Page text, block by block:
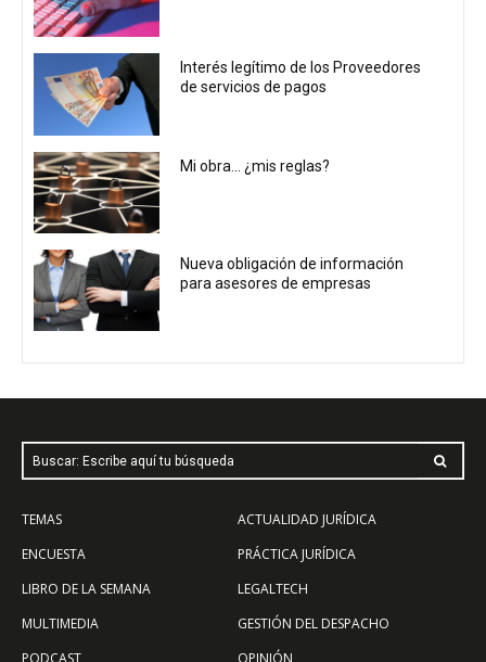
Interés legítimo de los Proveedores
de servicios de pagos
Mi obra… ¿mis reglas?
Nueva obligación de información
para asesores de empresas
Buscar: Escribe aquí tu búsqueda
TEMAS
ENCUESTA
LIBRO DE LA SEMANA
MULTIMEDIA
ACTUALIDAD JURÍDICA
PRÁCTICA JURÍDICA
LEGALTECH
GESTIÓN DEL DESPACHO